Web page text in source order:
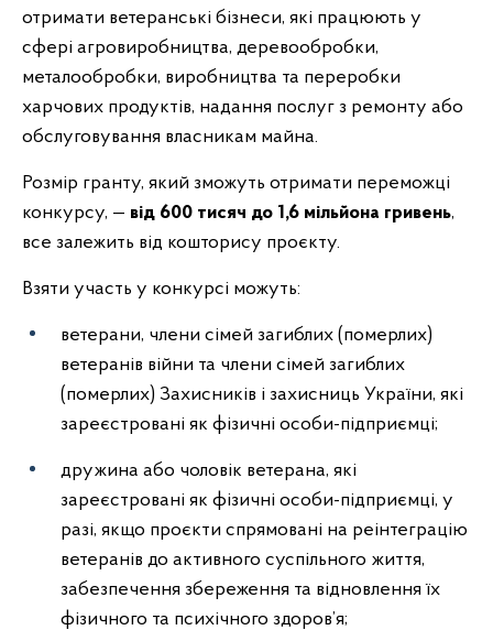
отримати ветеранські бізнеси, які працюють у
сфері агровиробництва, деревообробки,
металообробки, виробництва та переробки
харчових продуктів, надання послуг з ремонту або
обслуговування власникам майна.
Розмір гранту, який зможуть отримати переможці
конкурсу, — від 600 тисяч до 1,6 мільйона гривень,
все залежить від кошторису проєкту.
Взяти участь у конкурсі можуть:
ветерани, члени сімей загиблих (померлих)
ветеранів війни та члени сімей загиблих
(померлих) Захисників і захисниць України, які
зареєстровані як фізичні особи-підприємці;
дружина або чоловік ветерана, які
зареєстровані як фізичні особи-підприємці, у
разі, якщо проєкти спрямовані на реінтеграцію
ветеранів до активного суспільного життя,
забезпечення збереження та відновлення їх
фізичного та психічного здоров’я;